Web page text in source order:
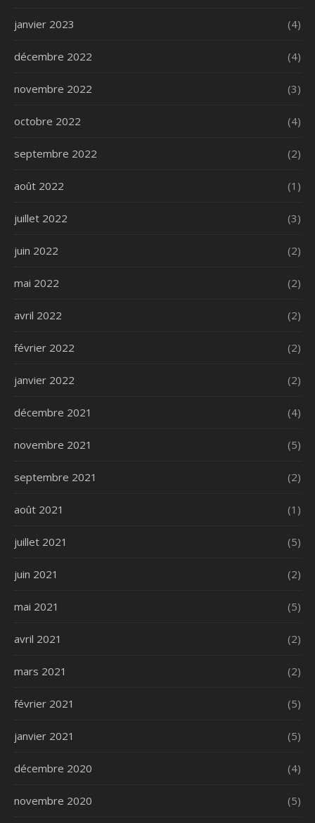
janvier 2023 (4)
décembre 2022 (4)
novembre 2022 (3)
octobre 2022 (4)
septembre 2022 (2)
août 2022 (1)
juillet 2022 (3)
juin 2022 (2)
mai 2022 (2)
avril 2022 (2)
février 2022 (2)
janvier 2022 (2)
décembre 2021 (4)
novembre 2021 (5)
septembre 2021 (2)
août 2021 (1)
juillet 2021 (5)
juin 2021 (2)
mai 2021 (5)
avril 2021 (2)
mars 2021 (2)
février 2021 (5)
janvier 2021 (5)
décembre 2020 (4)
novembre 2020 (5)